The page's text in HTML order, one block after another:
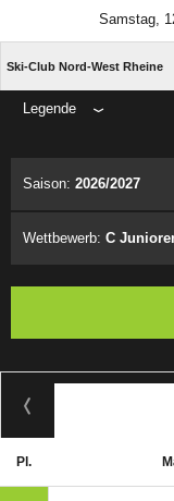
Samstag,
Ski-Club Nord-West Rheine
Legende
Saison: 2026/2027
Wettbewerb: C
Pl.